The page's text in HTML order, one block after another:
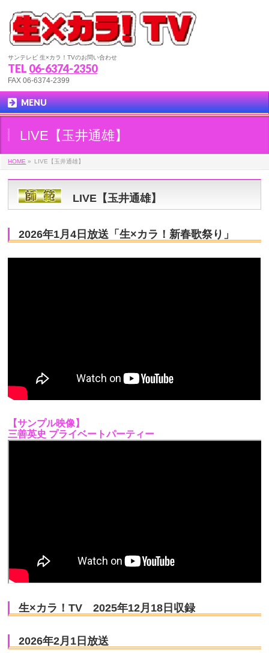
サンテレビ 生×カラ！TVのお問い合わせ
TEL 06-6374-2350
FAX 06-6374-2399
MENU
LIVE【玉井通雄】
HOME » LIVE【玉井通雄】
LIVE【玉井通雄】
2026年1月4日放送「生×カラ！新春歌祭り」
【サンプル映像】
三善英史 プライベートパーティー
生×カラ！TV 2025年12月18日収録
2026年2月1日放送